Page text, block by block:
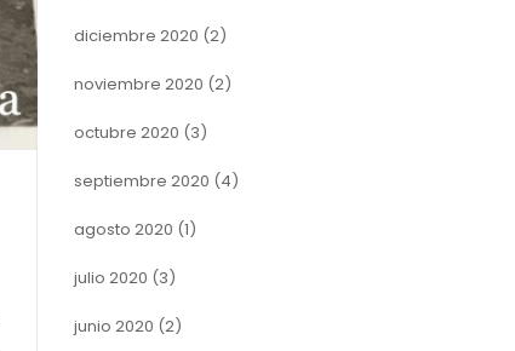
diciembre 2020 (2)
noviembre 2020 (2)
octubre 2020 (3)
septiembre 2020 (4)
agosto 2020 (1)
julio 2020 (3)
junio 2020 (2)